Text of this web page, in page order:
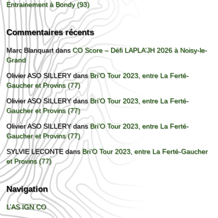
Entrainement à Bondy (93)
Commentaires récents
Marc BlanquartdansCO Score – Défi LAPLA’JH 2026 à Noisy-le-
Grand
Olivier ASO SILLERYdansBri’O Tour 2023, entre La Ferté-
Gaucher et Provins (77)
Olivier ASO SILLERYdansBri’O Tour 2023, entre La Ferté-
Gaucher et Provins (77)
Olivier ASO SILLERYdansBri’O Tour 2023, entre La Ferté-
Gaucher et Provins (77)
SYLVIE LECONTEdansBri’O Tour 2023, entre La Ferté-Gaucher
et Provins (77)
Navigation
L’AS IGN CO